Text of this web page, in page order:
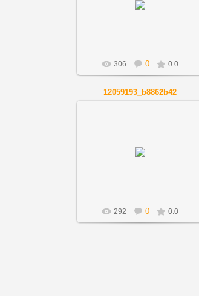
306 0 0.0
12059193_b8862b42
292 0 0.0